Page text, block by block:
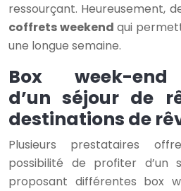
ressourçant. Heureusement,
coffrets weekend qui
une longue semaine.
Box week-
d’un séjour de
destinations de
Plusieurs prestataires
possibilité de profiter d’un
proposant différentes box